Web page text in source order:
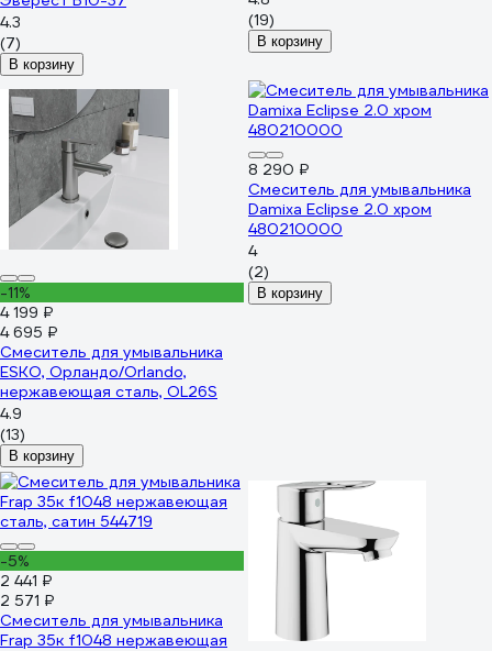
4.3
(7)
В корзину
(19)
В корзину
-11%
4 199 ₽
4 695 ₽
Смеситель для умывальника
ESKO, Орландо/Orlando,
нержавеющая сталь, OL26S
4.9
(13)
В корзину
8 290 ₽
Смеситель для умывальника
Damixa Eclipse 2.0 хром
480210000
4
(2)
В корзину
-5%
2 441 ₽
2 571 ₽
Смеситель для умывальника
Frap 35к f1048 нержавеющая